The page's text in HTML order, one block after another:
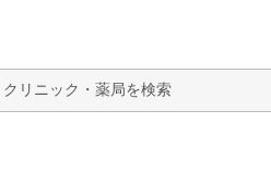
検索